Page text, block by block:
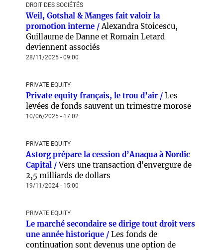
DROIT DES SOCIÉTÉS
Weil, Gotshal & Manges fait valoir la
promotion interne /Alexandra Stoicescu,
Guillaume de Danne et Romain Letard
deviennent associés
28/11/2025 - 09:00
PRIVATE EQUITY
Private equity français, le trou d’air / Les
levées de fonds sauvent un trimestre morose
10/06/2025 - 17:02
PRIVATE EQUITY
Astorg prépare la cession d’Anaqua à Nordic
Capital /Vers une transaction d'envergure de
2,5 milliards de dollars
19/11/2024 - 15:00
PRIVATE EQUITY
Le marché secondaire se dirige tout droit vers
une année historique / Les fonds de
continuation sont devenus une option de